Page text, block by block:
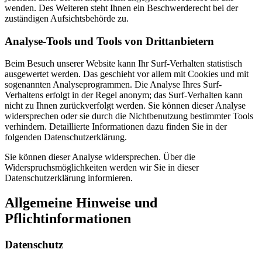
wenden. Des Weiteren steht Ihnen ein Beschwerderecht bei der
zuständigen Aufsichtsbehörde zu.
Analyse-Tools und Tools von Drittanbietern
Beim Besuch unserer Website kann Ihr Surf-Verhalten statistisch
ausgewertet werden. Das geschieht vor allem mit Cookies und mit
sogenannten Analyseprogrammen. Die Analyse Ihres Surf-
Verhaltens erfolgt in der Regel anonym; das Surf-Verhalten kann
nicht zu Ihnen zurückverfolgt werden. Sie können dieser Analyse
widersprechen oder sie durch die Nichtbenutzung bestimmter Tools
verhindern. Detaillierte Informationen dazu finden Sie in der
folgenden Datenschutzerklärung.
Sie können dieser Analyse widersprechen. Über die
Widerspruchsmöglichkeiten werden wir Sie in dieser
Datenschutzerklärung informieren.
Allgemeine Hinweise und
Pflichtinformationen
Datenschutz